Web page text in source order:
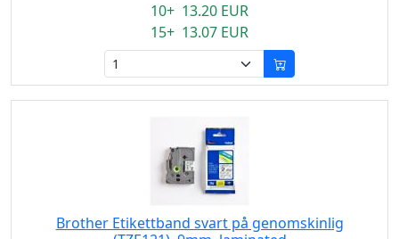
10+ 13.20 EUR
15+ 13.07 EUR
Brother Etikettband svart på genomskinlig